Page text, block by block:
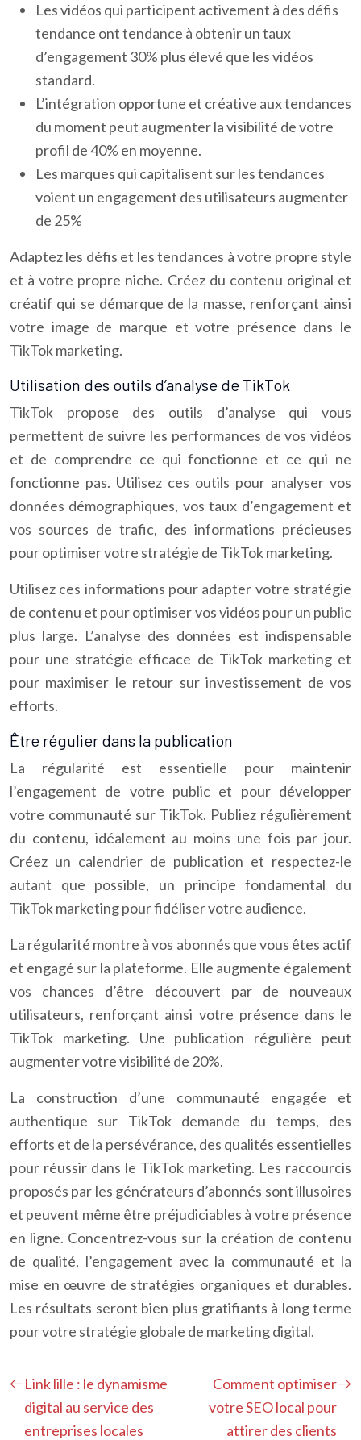
Les vidéos qui participent activement à des défis
tendance ont tendance à obtenir un taux
d’engagement 30% plus élevé que les vidéos
standard.
L’intégration opportune et créative aux tendances
du moment peut augmenter la visibilité de votre
profil de 40% en moyenne.
Les marques qui capitalisent sur les tendances
voient un engagement des utilisateurs augmenter
de 25%
Adaptez les défis et les tendances à votre propre style
et à votre propre niche. Créez du contenu original et
créatif qui se démarque de la masse, renforçant ainsi
votre image de marque et votre présence dans le
TikTok marketing.
Utilisation des outils d’analyse de TikTok
TikTok propose des outils d’analyse qui vous
permettent de suivre les performances de vos vidéos
et de comprendre ce qui fonctionne et ce qui ne
fonctionne pas. Utilisez ces outils pour analyser vos
données démographiques, vos taux d’engagement et
vos sources de trafic, des informations précieuses
pour optimiser votre stratégie de TikTok marketing.
Utilisez ces informations pour adapter votre stratégie
de contenu et pour optimiser vos vidéos pour un public
plus large. L’analyse des données est indispensable
pour une stratégie efficace de TikTok marketing et
pour maximiser le retour sur investissement de vos
efforts.
Être régulier dans la publication
La régularité est essentielle pour maintenir
l’engagement de votre public et pour développer
votre communauté sur TikTok. Publiez régulièrement
du contenu, idéalement au moins une fois par jour.
Créez un calendrier de publication et respectez-le
autant que possible, un principe fondamental du
TikTok marketing pour fidéliser votre audience.
La régularité montre à vos abonnés que vous êtes actif
et engagé sur la plateforme. Elle augmente également
vos chances d’être découvert par de nouveaux
utilisateurs, renforçant ainsi votre présence dans le
TikTok marketing. Une publication régulière peut
augmenter votre visibilité de 20%.
La construction d’une communauté engagée et
authentique sur TikTok demande du temps, des
efforts et de la persévérance, des qualités essentielles
pour réussir dans le TikTok marketing. Les raccourcis
proposés par les générateurs d’abonnés sont illusoires
et peuvent même être préjudiciables à votre présence
en ligne. Concentrez-vous sur la création de contenu
de qualité, l’engagement avec la communauté et la
mise en œuvre de stratégies organiques et durables.
Les résultats seront bien plus gratifiants à long terme
pour votre stratégie globale de marketing digital.
Link lille : le dynamisme
digital au service des
entreprises locales
Comment optimiser
votre SEO local pour
attirer des clients